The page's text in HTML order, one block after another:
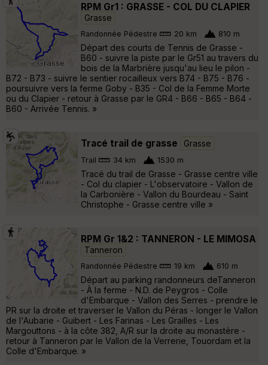
RPM Gr1 : GRASSE - COL DU CLAPIER
Grasse
Randonnée Pédestre 20 km 810 m
Départ des courts de Tennis de Grasse -
B60 - suivre la piste par le Gr51 au travers du
bois de la Marbrière jusqu'au lieu le pilon -
B72 - B73 - suivre le sentier rocailleux vers B74 - B75 - B76 -
poursuivre vers la ferme Goby - B35 - Col de la Femme Morte
ou du Clapier - retour à Grasse par le GR4 - B66 - B65 - B64 -
B60 - Arrivée Tennis. »
Tracé trail de grasse Grasse
Trail 34 km 1530 m
Tracé du trail de Grasse - Grasse centre ville
- Col du clapier - L'observatoire - Vallon de
la Carbonière - Vallon du Bourdeau - Saint
Christophe - Grasse centre ville »
RPM Gr 1&2 : TANNERON - LE MIMOSA
Tanneron
Randonnée Pédestre 19 km 610 m
Départ au parking randonneurs deTanneron
- À la ferme - N.D. de Peygros - Colle
d'Embarque - Vallon des Serres - prendre le
PR sur la droite et traverser le Vallon du Péras - longer le Vallon
de l'Aubarie - Guibert - Les Farinas - Les Grailles - Les
Margouttons - à la côte 382, A/R sur la droite au monastère -
retour à Tanneron par le Vallon de la Verrerie, Touordam et la
Colle d'Embarque. »